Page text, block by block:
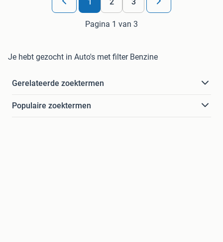
Pagina 1 van 3
Je hebt gezocht in Auto's met filter Benzine
Gerelateerde zoektermen
Populaire zoektermen